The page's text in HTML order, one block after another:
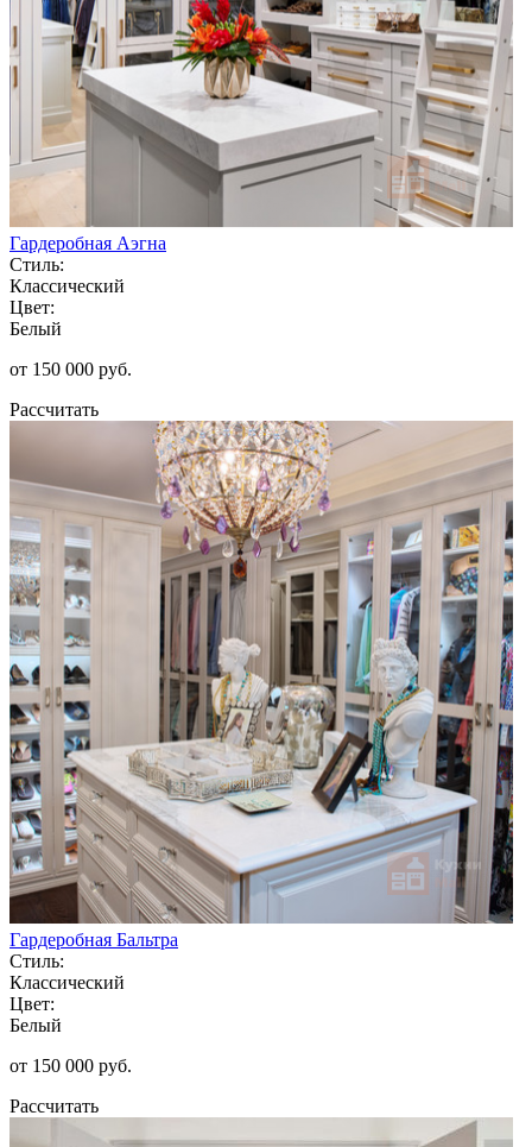
Гардеробная Аэгна
Стиль:
Классический
Цвет:
Белый
от 150 000 руб.
Рассчитать
Гардеробная Бальтра
Стиль:
Классический
Цвет:
Белый
от 150 000 руб.
Рассчитать